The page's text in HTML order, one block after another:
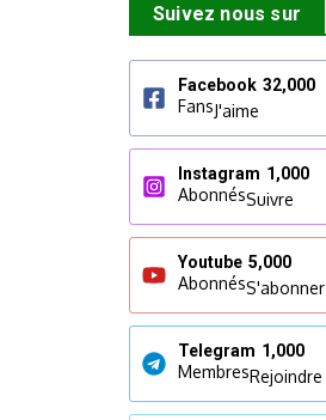
Suivez nous sur
Facebook 32,000
FansJ'aime
Instagram 1,000
AbonnésSuivre
Youtube 5,000
AbonnésS'abonner
Telegram 1,000
MembresRejoindre